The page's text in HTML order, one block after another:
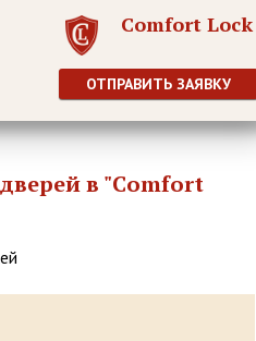
Comfort Lock
ОТПРАВИТЬ ЗАЯВКУ
в "Comfort